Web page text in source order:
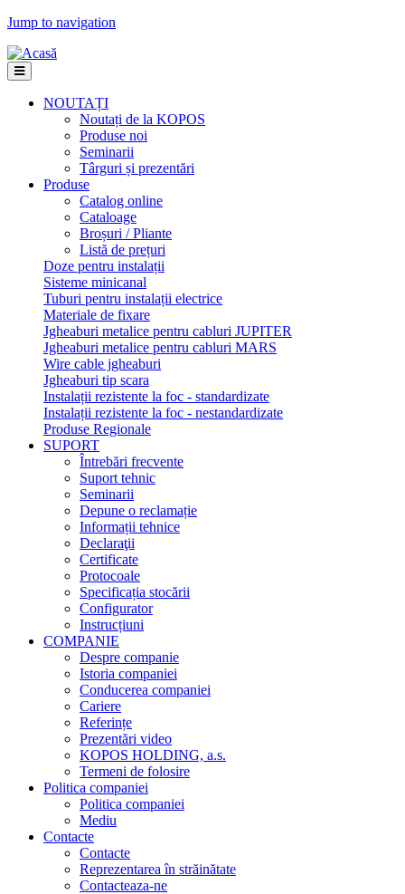
Jump to navigation
NOUTAȚI
Noutați de la KOPOS
Produse noi
Seminarii
Târguri și prezentări
Produse
Catalog online
Cataloage
Broșuri / Pliante
Listă de prețuri
Doze pentru instalații
Sisteme minicanal
Tuburi pentru instalații electrice
Materiale de fixare
Jgheaburi metalice pentru cabluri JUPITER
Jgheaburi metalice pentru cabluri MARS
Wire cable jgheaburi
Jgheaburi tip scara
Instalații rezistente la foc - standardizate
Instalații rezistente la foc - nestandardizate
Produse Regionale
SUPORT
Întrebări frecvente
Suport tehnic
Seminarii
Depune o reclamație
Informații tehnice
Declaraţii
Certificate
Protocoale
Specificația stocării
Configurator
Instrucțiuni
COMPANIE
Despre companie
Istoria companiei
Conducerea companiei
Cariere
Referințe
Prezentări video
KOPOS HOLDING, a.s.
Termeni de folosire
Politica companiei
Politica companiei
Mediu
Contacte
Contacte
Reprezentarea în străinătate
Contacteaza-ne